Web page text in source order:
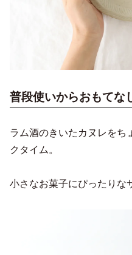
普段使いからおもてな
ラム酒のきいたカヌレをち
クタイム。
小さなお菓子にぴったりな